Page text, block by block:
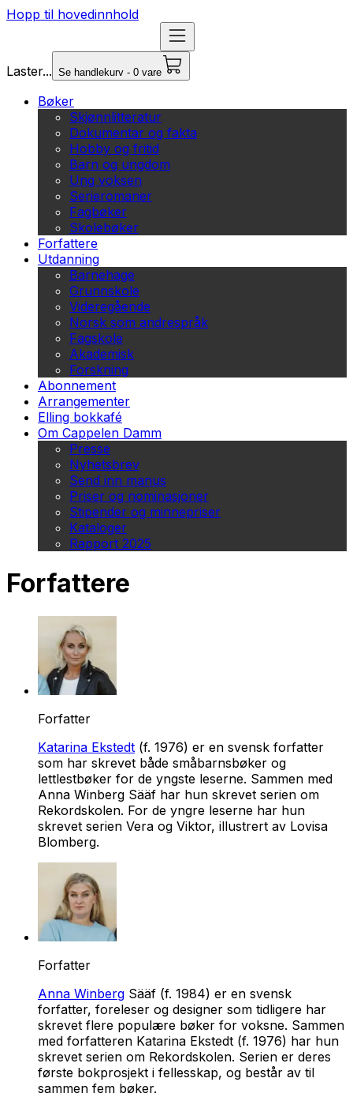
Hopp til hovedinnhold
Laster... Se handlekurv - 0 vare
Bøker
Skjønnlitteratur
Dokumentar og fakta
Hobby og fritid
Barn og ungdom
Ung voksen
Serieromaner
Fagbøker
Skolebøker
Forfattere
Utdanning
Barnehage
Grunnskole
Videregående
Norsk som andrespråk
Fagskole
Akademisk
Forskning
Abonnement
Arrangementer
Elling bokkafé
Om Cappelen Damm
Presse
Nyhetsbrev
Send inn manus
Priser og nominasjoner
Stipender og minnepriser
Kataloger
Rapport 2025
Forfattere
Forfatter
Katarina Ekstedt (f. 1976) er en svensk forfatter
som har skrevet både småbarnsbøker og
lettlestbøker for de yngste leserne. Sammen med
Anna Winberg Sääf har hun skrevet serien om
Rekordskolen. For de yngre leserne har hun
skrevet serien Vera og Viktor, illustrert av Lovisa
Blomberg.
Forfatter
Anna Winberg Sääf (f. 1984) er en svensk
forfatter, foreleser og designer som tidligere har
skrevet flere populære bøker for voksne. Sammen
med forfatteren Katarina Ekstedt (f. 1976) har hun
skrevet serien om Rekordskolen. Serien er deres
første bokprosjekt i fellesskap, og består av til
sammen fem bøker.